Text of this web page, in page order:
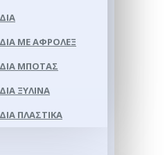
ΜΕ ΑΦΡΟΛΕΞ
ΜΠΌΤΑΣ
ΞΎΛΙΝΑ
ΠΛΑΣΤΙΚΆ